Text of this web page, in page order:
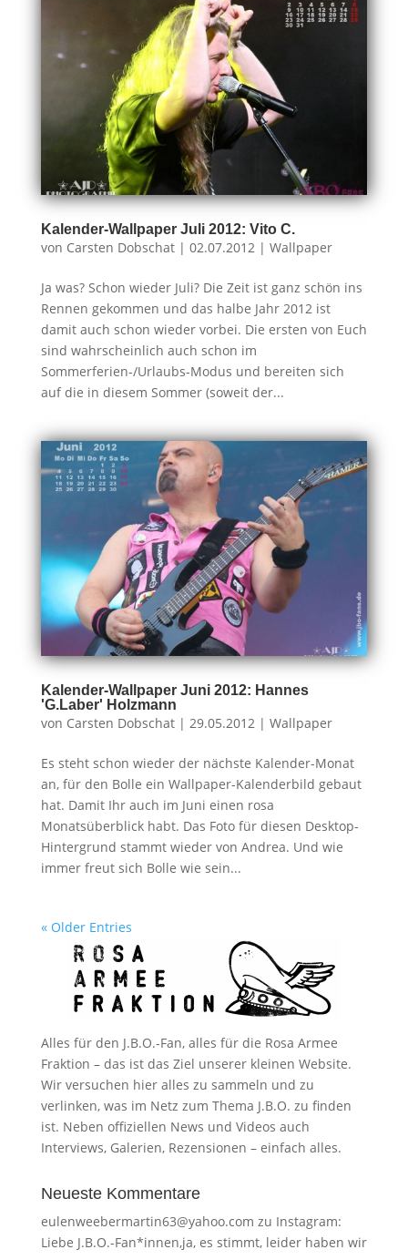
Kalender-Wallpaper Juli 2012: Vito C.
von Carsten Dobschat| 02.07.2012| Wallpaper
Ja was? Schon wieder Juli? Die Zeit ist ganz schön ins
Rennen gekommen und das halbe Jahr 2012 ist
damit auch schon wieder vorbei. Die ersten von Euch
sind wahrscheinlich auch schon im
Sommerferien-/Urlaubs-Modus und bereiten sich
auf die in diesem Sommer (soweit der...
Kalender-Wallpaper Juni 2012: Hannes
'G.Laber' Holzmann
von Carsten Dobschat| 29.05.2012| Wallpaper
Es steht schon wieder der nächste Kalender-Monat
an, für den Bolle ein Wallpaper-Kalenderbild gebaut
hat. Damit Ihr auch im Juni einen rosa
Monatsüberblick habt. Das Foto für diesen Desktop-
Hintergrund stammt wieder von Andrea. Und wie
immer freut sich Bolle wie sein...
« Older Entries
Alles für den J.B.O.-Fan, alles für die Rosa Armee
Fraktion – das ist das Ziel unserer kleinen Website.
Wir versuchen hier alles zu sammeln und zu
verlinken, was im Netz zum Thema J.B.O. zu finden
ist. Neben offiziellen News und Videos auch
Interviews, Galerien, Rezensionen – einfach alles.
Neueste Kommentare
eulenweebermartin63@yahoo.com zu Instagram:
Liebe J.B.O.-Fan*innen,ja, es stimmt, leider haben wir